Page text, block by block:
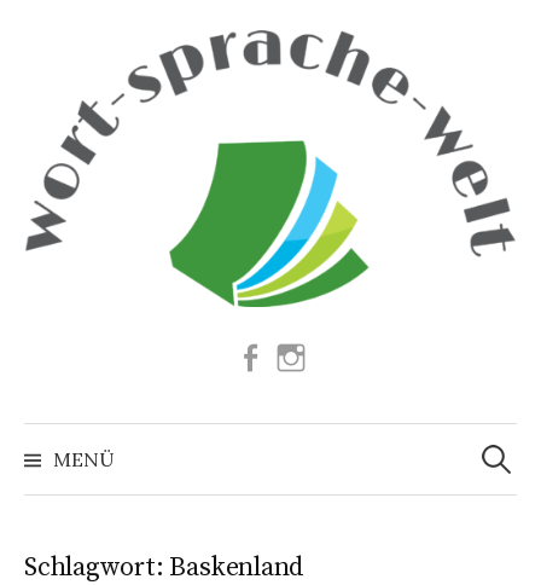
Facebook
MENÜ
Suchen
nach:
Schlagwort: Baskenland